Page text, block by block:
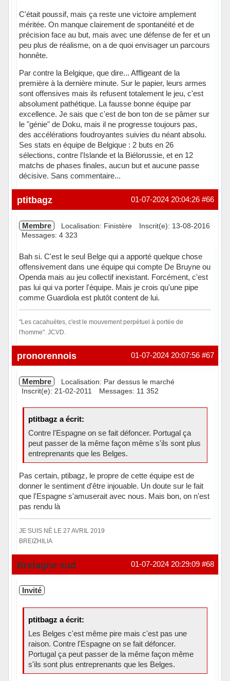
C'était poussif, mais ça reste une victoire amplement
méritée. On manque clairement de spontanéité et de
précision face au but, mais avec une défense de fer et un
peu plus de réalisme, on a de quoi envisager un parcours
honnête.
Par contre la Belgique, que dire... Affligeant de la
première à la dernière minute. Sur le papier, leurs armes
sont offensives mais ils refusent totalement le jeu, c'est
absolument pathétique. La fausse bonne équipe par
excellence. Je sais que c'est de bon ton de se pâmer sur
le "génie" de Doku, mais il ne progresse toujours pas,
des accélérations foudroyantes suivies du néant absolu.
Ses stats en équipe de Belgique : 2 buts en 26
sélections, contre l'Islande et la Biélorussie, et en 12
matchs de phases finales, aucun but et aucune passe
décisive. Sans commentaire...
Hors ligne #66
01-07-2024 20:04:26
ptitbagz
Membre Localisation: Finistère
Inscrit(e): 13-08-2016
Messages: 4 323
Bah si. C'est le seul Belge qui a apporté quelque chose
offensivement dans une équipe qui compte De Bruyne ou
Openda mais au jeu collectif inexistant. Forcément, c'est
pas lui qui va porter l'équipe. Mais je crois qu'une pipe
comme Guardiola est plutôt content de lui.
"Les cacahuètes, c'est le mouvement perpétuel à portée de
l'homme". JCVD.
Hors ligne #67
01-07-2024 20:07:56
pronorennois
Membre
Localisation: Par dessus le marché
Inscrit(e): 21-02-2011
Messages: 11 352
ptitbagz a écrit:
Contre l'Espagne on se fait défoncer. Portugal ça
peut passer de la même façon même s'ils sont plus
entreprenants que les Belges.
Pas certain, ptibagz, le propre de cette équipe est de
donner le sentiment d'être injouable. Un doute sur le fait
que l'Espagne s'amuserait avec nous. Mais bon, on n'est
pas rendu là
JE SUIS NÉ LE 27 AVRIL 2019
BREIZHILIA
Hors ligne #68
01-07-2024 20:29:09
Bretagne sud
Invité
ptitbagz a écrit:
Les Belges c'est même pire mais c'est pas une
raison. Contre l'Espagne on se fait défoncer.
Portugal ça peut passer de la même façon même
s'ils sont plus entreprenants que les Belges.